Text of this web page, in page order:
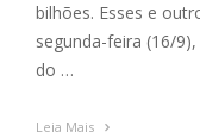
bilhões. Esses e
segunda-feira (16/
do …
Leia Mais